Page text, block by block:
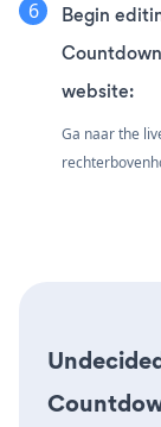
Begin
website:
Ga naar the